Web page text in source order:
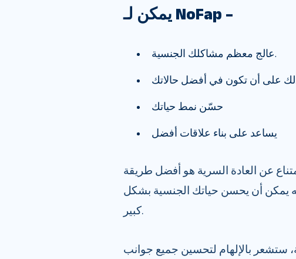
يمكن لـ NoFap –
عالج معظم مشاكلك الجنسية.
على أن تكون في أفضل حالاتك
حسّن نمط حياتك
يساعد على بناء علاقات أفضل
عن العادة السرية هو أفضل طريقة
يمكن أن يحسن حياتك الجنسية بشكل
كبير.
ستشعر بالإلهام لتحسين جميع جوانب